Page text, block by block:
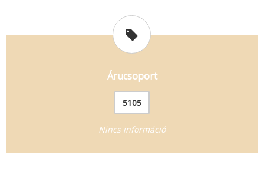
Árucsoport
5105
Nincs információ